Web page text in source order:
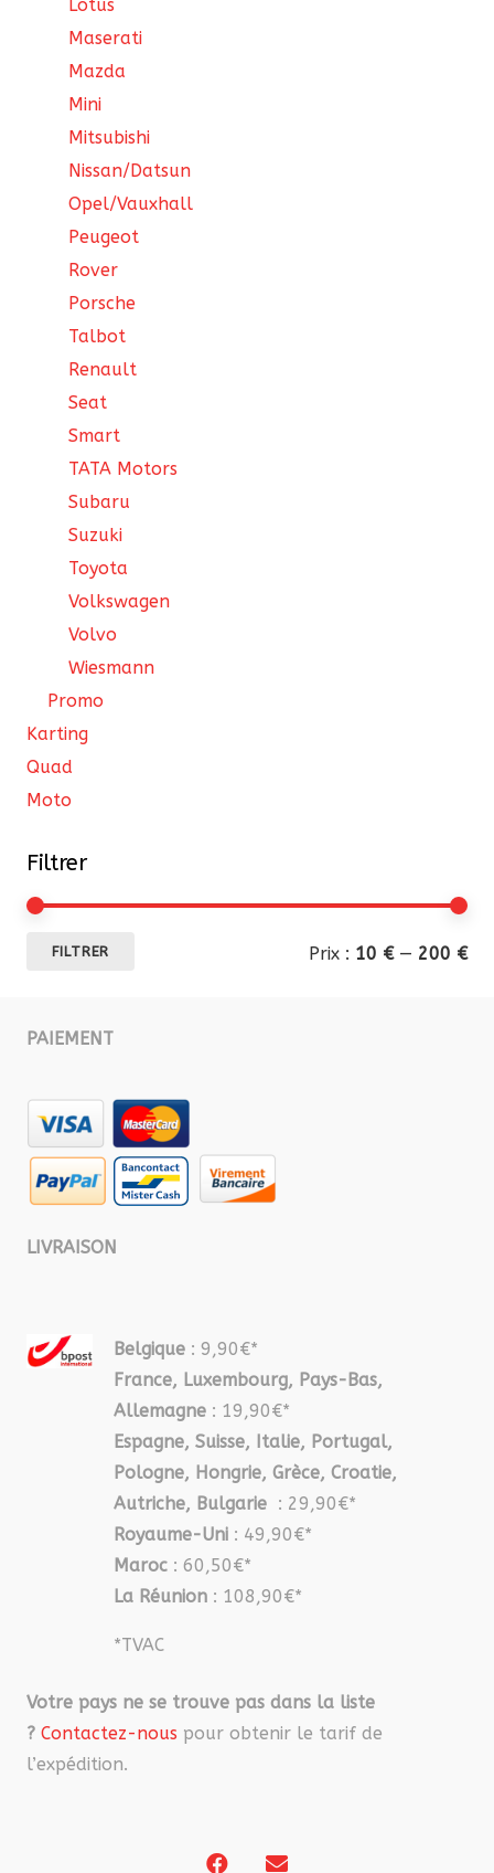
Lotus
Maserati
Mazda
Mini
Mitsubishi
Nissan/Datsun
Opel/Vauxhall
Peugeot
Rover
Porsche
Talbot
Renault
Seat
Smart
TATA Motors
Subaru
Suzuki
Toyota
Volkswagen
Volvo
Wiesmann
Promo
Karting
Quad
Moto
Filtrer
FILTRER Prix : 10 €— 200 €
PAIEMENT
LIVRAISON
Belgique : 9,90€*
France, Luxembourg, Pays-Bas,
Allemagne : 19,90€*
Espagne, Suisse, Italie, Portugal,
Pologne, Hongrie, Grèce, Croatie,
Autriche, Bulgarie : 29,90€*
Royaume-Uni : 49,90€*
Maroc : 60,50€*
La Réunion : 108,90€*
*TVAC
Votre pays ne se trouve pas dans la liste
? Contactez-nous pour obtenir le tarif de
l’expédition.